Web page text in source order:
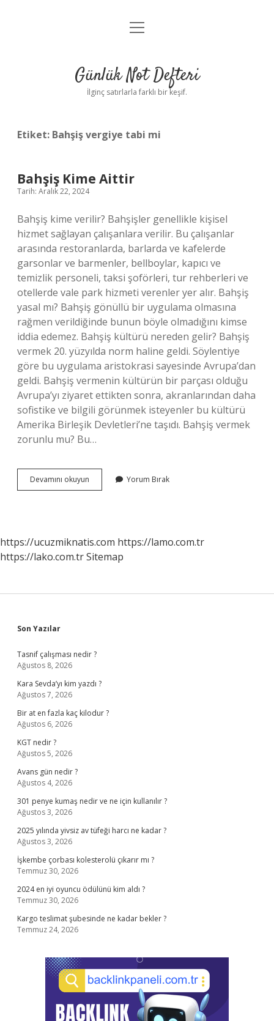
Anasayfa
Yasal Uyarı
menüyü
Günlük Not Defteri
İlginç satırlarla farklı bir keşif.
Etiket: Bahşiş vergiye tabi mi
Bahşiş Kime Aittir
Tarih: Aralık 22, 2024
Bahşiş kime verilir? Bahşişler genellikle kişisel
hizmet sağlayan çalışanlara verilir. Bu çalışanlar
arasında restoranlarda, barlarda ve kafelerde
garsonlar ve barmenler, bellboylar, kapıcı ve
temizlik personeli, taksi şoförleri, tur rehberleri ve
otellerde vale park hizmeti verenler yer alır. Bahşiş
yasal mı? Bahşiş gönüllü bir uygulama olmasına
rağmen verildiğinde bunun böyle olmadığını kimse
iddia edemez. Bahşiş kültürü nereden gelir? Bahşiş
vermek 20. yüzyılda norm haline geldi. Söylentiye
göre bu uygulama aristokrasi sayesinde Avrupa’dan
geldi. Bahşiş vermenin kültürün bir parçası olduğu
Avrupa’yı ziyaret ettikten sonra, akranlarından daha
sofistike ve bilgili görünmek isteyenler bu kültürü
Amerika Birleşik Devletleri’ne taşıdı. Bahşiş vermek
zorunlu mu? Bu…
Devamını okuyun
Kime
Yorum Bırak
https://ucuzmiknatis.com https://lamo.com.tr
https://lako.com.trSitemap
Sidebar
Son Yazılar
Tasnif çalışması nedir ?
Ağustos 8, 2026
Kara Sevda’yı kim yazdı ?
Ağustos 7, 2026
Bir at en fazla kaç kilodur ?
Ağustos 6, 2026
KGT nedir ?
Ağustos 5, 2026
Avans gün nedir ?
Ağustos 4, 2026
301 penye kumaş nedir ve ne için kullanılır ?
Ağustos 3, 2026
2025 yılında yivsiz av tüfeği harcı ne kadar ?
Ağustos 3, 2026
İşkembe çorbası kolesterolü çıkarır mı ?
Temmuz 30, 2026
2024 en iyi oyuncu ödülünü kim aldı ?
Temmuz 30, 2026
Kargo teslimat şubesinde ne kadar bekler ?
Temmuz 24, 2026